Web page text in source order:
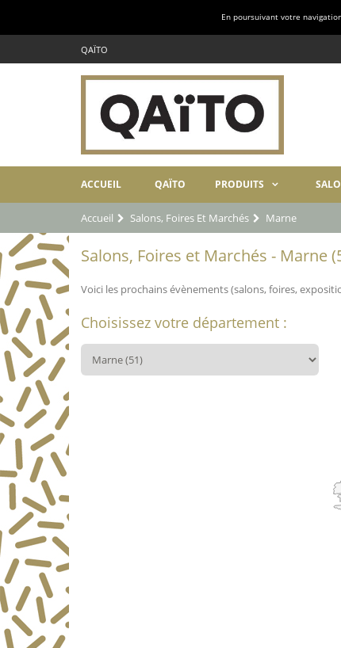
En poursuivant votre
QAÏTO
ACCUEIL QAÏTO PRODUITS
Accueil Salons, Foires Et Marchés Marne
Salons, Foires et Marchés - Marne
Voici les prochains évènements (salons, foires,
Choisissez votre département :